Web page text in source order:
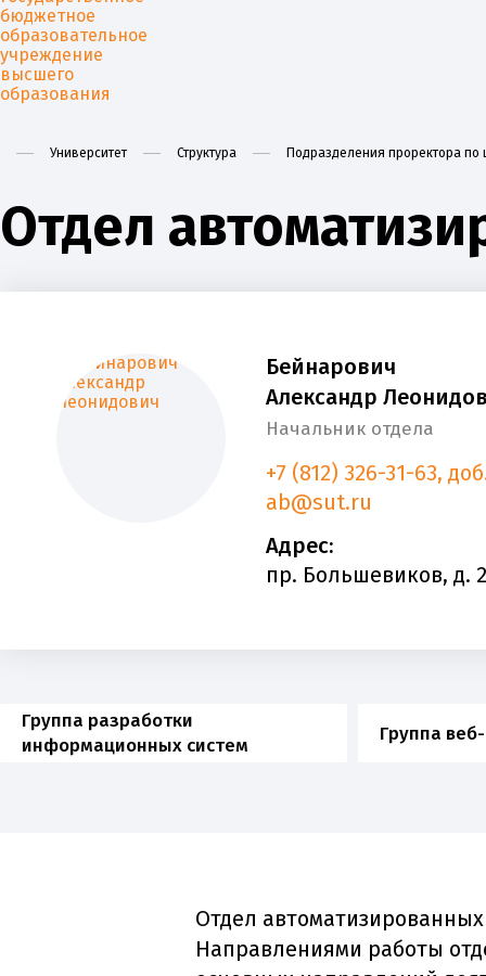
Университет
Университет Структура Подразделения проректора
Отдел
Бейнарович
Александр
Начальник отдела
+7 (812) 326-31-63,
ab@sut.ru
Адрес:
пр. Большевиков, д.
Группа разработки
информационных систем
Группа
Отдел
Направлениями работы